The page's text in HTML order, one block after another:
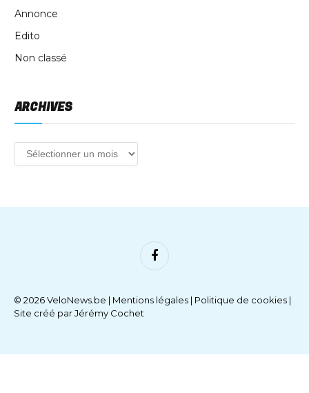
Annonce
Edito
Non classé
ARCHIVES
Facebook
© 2026 VeloNews.be | Mentions légales | Politique de cookies |
Site créé parJérémy Cochet